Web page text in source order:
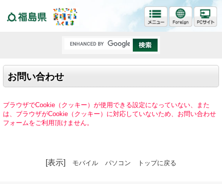
お問い合わせ
ブラウザでCookie（クッキー）が使用できる設定になっていない、また
は、ブラウザがCookie（クッキー）に対応していないため、お問い合わせ
フォームをご利用頂けません。
[表示] モバイル パソコン トップに戻る